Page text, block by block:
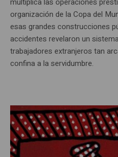
organización de la Copa del
esas grandes construcciones
accidentes revelaron un
trabajadores extranjeros tan
confina a la servidumbre.